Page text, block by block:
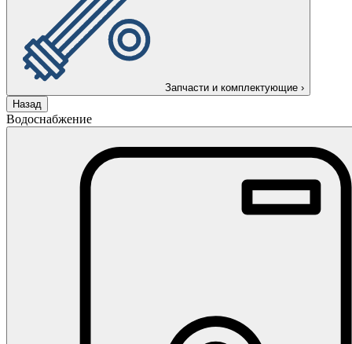
Запчасти и комплектующие ›
Назад
Водоснабжение